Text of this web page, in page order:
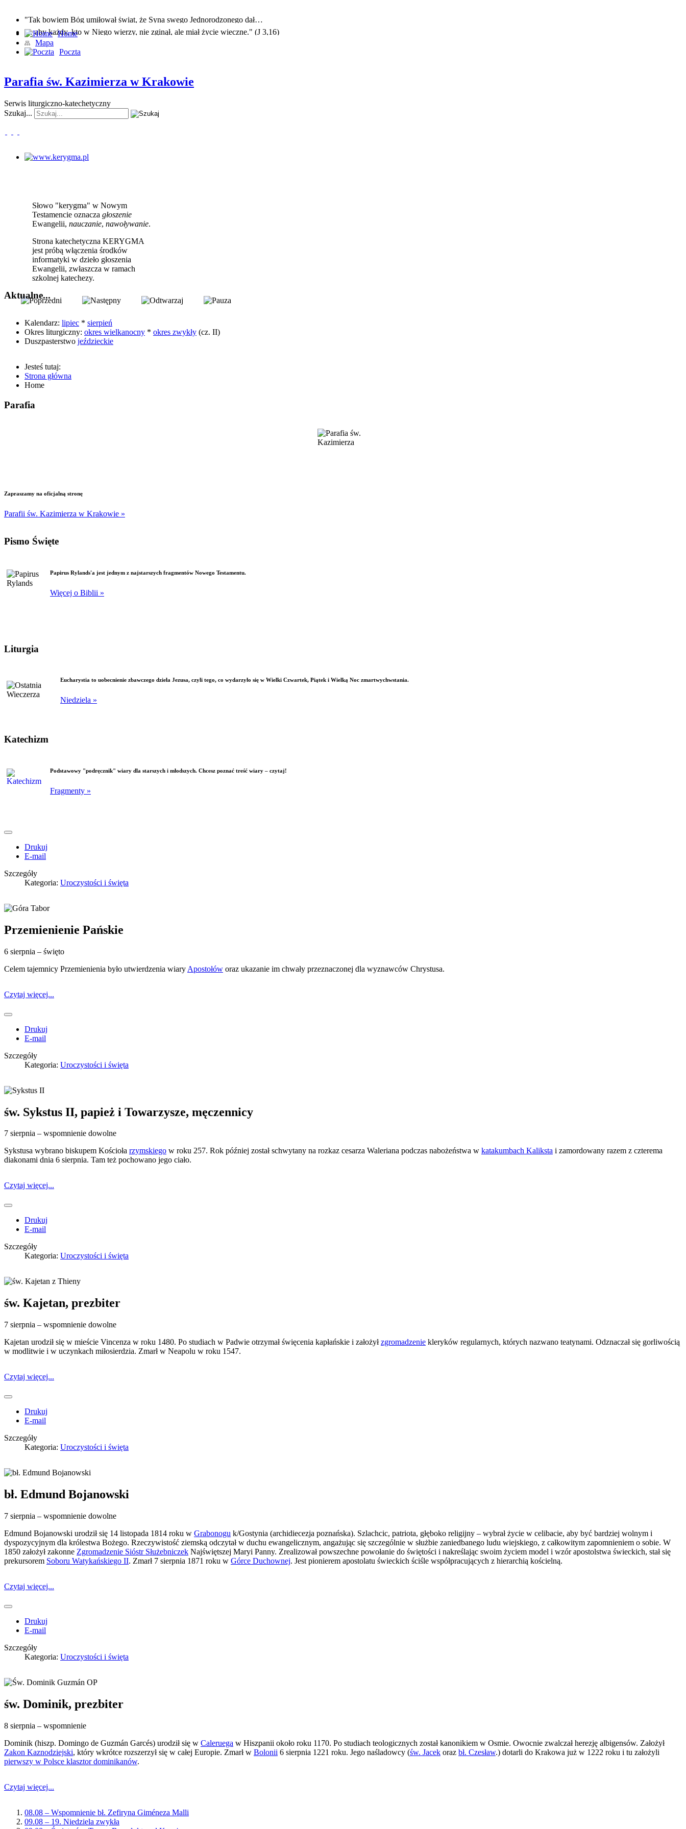
"Tak bowiem Bóg umiłował świat, że Syna swego Jednorodzonego dał…
… aby każdy, kto w Niego wierzy, nie zginął, ale miał życie wieczne." (J 3,16)
Home
Mapa
Poczta
Parafia św. Kazimierza w Krakowie
Serwis liturgiczno-katechetyczny
Szukaj...
Słowo "kerygma" w Nowym
Testamencie oznacza głoszenie
Ewangelii, nauczanie, nawoływanie.
Strona katechetyczna KERYGMA
jest próbą włączenia środków
informatyki w dzieło głoszenia
Ewangelii, zwłaszcza w ramach
szkolnej katechezy.
Aktualne...
Kalendarz: lipiec * sierpień
Okres liturgiczny: okres wielkanocny * okres zwykły (cz. II)
Duszpasterstwo jeździeckie
Jesteś tutaj:
Strona główna
Home
Parafia
Zapraszamy na oficjalną stronę
Parafii św. Kazimierza w Krakowie »
Pismo Święte
Papirus Rylands'a jest jednym z najstarszych fragmentów Nowego Testamentu.
Więcej o Biblii »
Liturgia
Eucharystia to uobecnienie zbawczego dzieła Jezusa, czyli tego, co wydarzyło się w Wielki Czwartek, Piątek i Wielką Noc zmartwychwstania.
Niedziela »
Katechizm
Podstawowy "podręcznik" wiary dla starszych i młodszych. Chcesz poznać treść wiary – czytaj!
Fragmenty »
Drukuj
E-mail
Szczegóły
Kategoria: Uroczystości i święta
Przemienienie Pańskie
6 sierpnia – święto
Celem tajemnicy Przemienienia było utwierdzenia wiary Apostołów oraz ukazanie im chwały przeznaczonej dla wyznawców Chrystusa.
Czytaj więcej...
Drukuj
E-mail
Szczegóły
Kategoria: Uroczystości i święta
św. Sykstus II, papież i Towarzysze, męczennicy
7 sierpnia – wspomnienie dowolne
Sykstusa wybrano biskupem Kościoła rzymskiego w roku 257. Rok później został schwytany na rozkaz cesarza Waleriana podczas nabożeństwa w katakumbach Kaliksta i zamordowany razem z czterema
diakonami dnia 6 sierpnia. Tam też pochowano jego ciało.
Czytaj więcej...
Drukuj
E-mail
Szczegóły
Kategoria: Uroczystości i święta
św. Kajetan, prezbiter
7 sierpnia – wspomnienie dowolne
Kajetan urodził się w mieście Vincenza w roku 1480. Po studiach w Padwie otrzymał święcenia kapłańskie i założyłzgromadzenie kleryków regularnych, których nazwano teatynami. Odznaczał się gorliwością
w modlitwie i w uczynkach miłosierdzia. Zmarł w Neapolu w roku 1547.
Czytaj więcej...
Drukuj
E-mail
Szczegóły
Kategoria: Uroczystości i święta
bł. Edmund Bojanowski
7 sierpnia – wspomnienie dowolne
Edmund Bojanowski urodził się 14 listopada 1814 roku w Grabonogu k/Gostynia (archidiecezja poznańska). Szlachcic, patriota, głęboko religijny – wybrał życie w celibacie, aby być bardziej wolnym i
dyspozycyjnym dla królestwa Bożego. Rzeczywistość ziemską odczytał w duchu ewangelicznym, angażując się szczególnie w służbie zaniedbanego ludu wiejskiego, z całkowitym zapomnieniem o sobie. W
1850 założył zakonne Zgromadzenie Sióstr Służebniczek Najświętszej Maryi Panny. Zrealizował powszechne powołanie do świętości i nakreślając swoim życiem model i wzór apostolstwa świeckich, stał się
prekursorem Soboru Watykańskiego II. Zmarł 7 sierpnia 1871 roku w Górce Duchownej. Jest pionierem apostolatu świeckich ściśle współpracujących z hierarchią kościelną.
Czytaj więcej...
Drukuj
E-mail
Szczegóły
Kategoria: Uroczystości i święta
św. Dominik, prezbiter
8 sierpnia – wspomnienie
Dominik (hiszp. Domingo de Guzmán Garcés) urodził się w Caleruega w Hiszpanii około roku 1170. Po studiach teologicznych został kanonikiem w Osmie. Owocnie zwalczał herezję albigensów. Założył
Zakon Kaznodziejski, który wkrótce rozszerzył się w całej Europie. Zmarł w Bolonii 6 sierpnia 1221 roku. Jego naśladowcy (św. Jacek oraz bł. Czesław.) dotarli do Krakowa już w 1222 roku i tu założyli
pierwszy w Polsce klasztor dominikanów.
Czytaj więcej...
08.08 – Wspomnienie bł. Zefiryna Giméneza Malli
09.08 – 19. Niedziela zwykła